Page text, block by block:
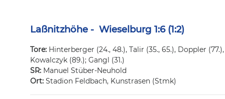
Laßnitzhöhe - Wieselburg 1:6 (1:2)
Tore: Hinterberger (24., 48.), Talir (35., 65.), Doppler (77.),
Kowalczyk (89.); Gangl (31.)
SR: Manuel Stüber-Neuhold
Ort: Stadion Feldbach, Kunstrasen (Stmk)